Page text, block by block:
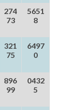
274
73
5651
8
321
75
6497
0
896
99
0432
5